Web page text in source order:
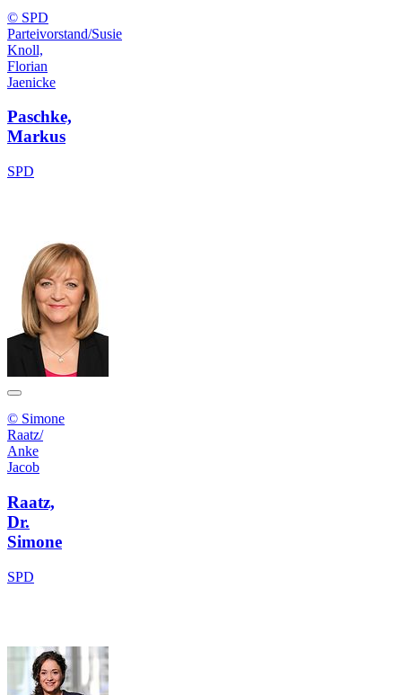
© SPD
Parteivorstand/Susie
Knoll,
Florian
Jaenicke
Paschke,
Markus
SPD
© Simone
Raatz/
Anke
Jacob
Raatz,
Dr.
Simone
SPD